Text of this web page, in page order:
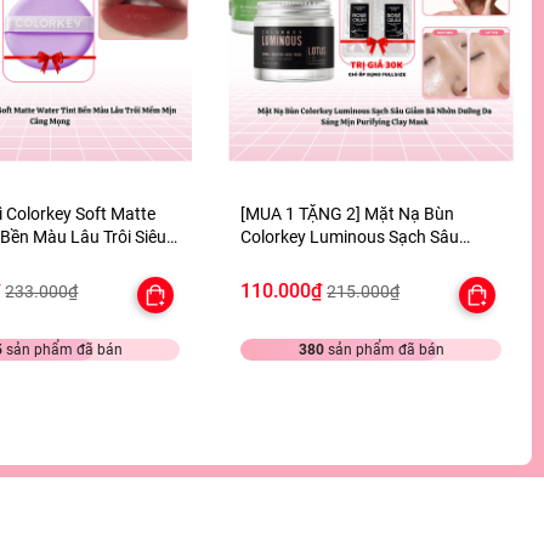
Colorkey Soft Matte
Màu Lâu Trôi Siêu
233.000₫
sản phẩm đã bán
[MUA 1 TẶNG 2] Mặt Nạ Bùn
Colorkey Luminous Sạch Sâu
Mịn Purifying Clay Mask - TẶNG
SET SAMPLE 2 GEL TẮM
110.000₫ 215.000₫
380sản phẩm đã bán